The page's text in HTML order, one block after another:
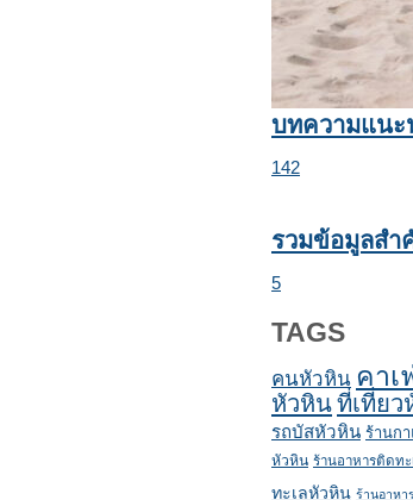
บทความแนะ
142
รวมข้อมูลสำ
5
TAGS
คนหัวหิน คาเ
หัวหินที่เที่ย
รถบัสหัวหิน ร้านก
หัวหิน ร้านอาหารติดท
ทะเลหัวหิน ร้านอาหา